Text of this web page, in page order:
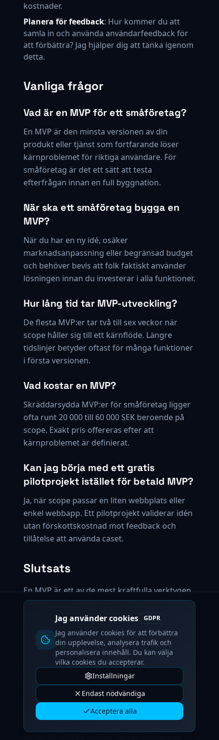
kostnader.
Planera för feedback: Hur kommer du att
samla in och använda användarfeedback för
att förbättra? Jag hjälper dig att tänka igenom
detta.
Vanliga frågor
Vad är en MVP för ett småföretag?
En MVP är den minsta versionen av din
produkt eller tjänst som fortfarande löser
kärnproblemet för riktiga användare. För
småföretag är det ett sätt att testa
efterfrågan innan en full byggnation.
När ska ett småföretag bygga en
MVP?
När du har en ny idé, osäker
marknadsanpassning eller begränsad budget
och behöver bevis att folk faktiskt använder
lösningen innan du investerar i alla funktioner.
Hur lång tid tar MVP-utveckling?
De flesta MVP:er tar två till sex veckor när
scope håller sig till ett kärnflöde. Längre
tidslinjer betyder oftast för många funktioner
i första versionen.
Vad kostar en MVP?
Skräddarsydda MVP:er för småföretag ligger
ofta runt 20 000 till 60 000 SEK beroende på
scope. Exakt pris offereras efter att
kärnproblemet är definierat.
Kan jag börja med ett gratis
pilotprojekt istället för betald MVP?
Ja, när scope passar en liten webbplats eller
enkel webbapp. Ett pilotprojekt validerar idén
utan förskottskostnad mot feedback och
tillåtelse att använda caset.
Slutsats
En MVP är ett av de mest kraftfulla verktygen
ett småföretag kan använda för att validera
idéer utan stora initiala investeringar. Genom
att fokusera på kärnproblemet, bygga snabbt
och lära sig av verkliga användare kan du
testa om din idé har värde innan du åtar dig
en fullständig byggnation.
När jag arbetar med småföretag på MVP:er
fokuserar jag på anpassad utveckling som
validerar din idé samtidigt som jag bygger
något du faktiskt kan använda och skala. Du
Jag använder cookies GDPR
Jag använder cookies för att förbättra
din upplevelse, analysera trafik och
personalisera innehåll. Du kan välja
vilka cookies du accepterar.
Inställningar
Endast nödvändiga
Acceptera alla